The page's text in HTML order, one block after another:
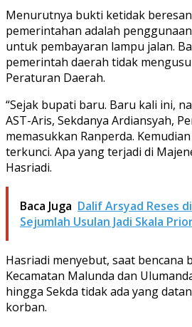
Menurutnya bukti ketidak
pemerintahan adalah
untuk pembayaran lampu jalan.
pemerintah daerah tidak
Peraturan Daerah.
“Sejak bupati baru. Baru kali ini,
AST-Aris, Sekdanya Ardiansyah,
memasukkan Ranperda.
terkunci. Apa yang terjadi di
Hasriadi.
Baca Juga Dalif Arsyad Reses
Sejumlah Usulan Jadi Skala
Hasriadi menyebut, saat bencana
Kecamatan Malunda dan
hingga Sekda tidak ada yang
korban.